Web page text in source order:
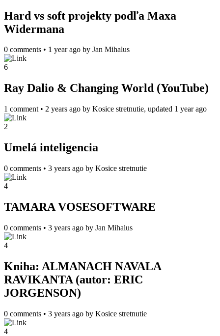
Hard vs soft projekty podľa Maxa
Widermana
0 comments • 1 year ago by Jan Mihalus
6
Ray Dalio & Changing World (YouTube)
1 comment • 2 years ago by Kosice stretnutie, updated 1 year ago
2
Umelá inteligencia
0 comments • 3 years ago by Kosice stretnutie
4
TAMARA VOSESOFTWARE
0 comments • 3 years ago by Jan Mihalus
4
Kniha: ALMANACH NAVALA
RAVIKANTA (autor: ERIC
JORGENSON)
0 comments • 3 years ago by Kosice stretnutie
4